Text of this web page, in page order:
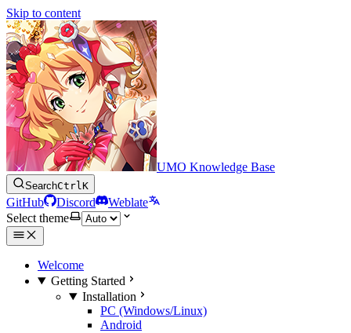
Skip to content
UMO Knowledge Base
SearchCtrlK
GitHub Discord
Weblate
Select theme
Welcome
Getting Started
Installation
PC (Windows/Linux)
Android